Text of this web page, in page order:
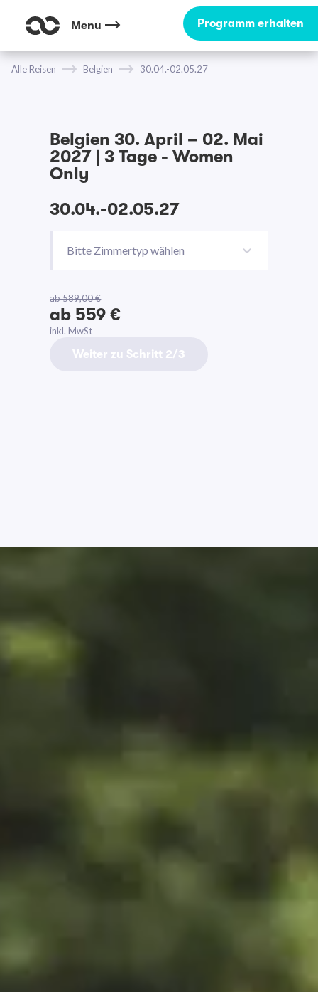
Menu Programm erhalten
Alle Reisen Belgien 30.04.-02.05.27
Belgien 30. April – 02. Mai
2027 | 3 Tage - Women
Only
30.04.-02.05.27
Bitte Zimmertyp wählen
ab 589,00 €
ab 559 €
inkl. MwSt
Weiter zu Schritt 2/3